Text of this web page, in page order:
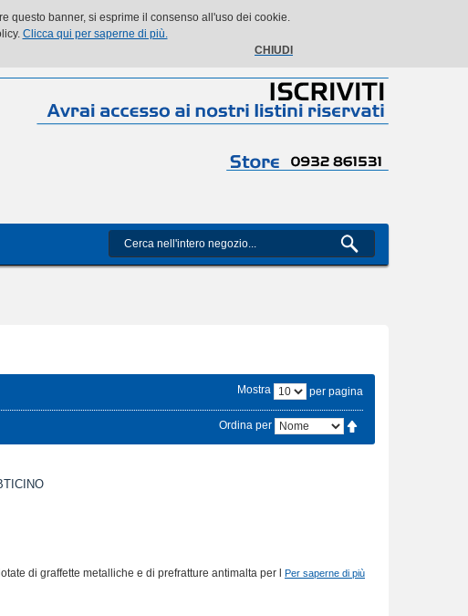
Il mio account Il mio carrello Vai alla Cassa
Mostra per pagina
Ordina per
di graffette metalliche e di prefratture antimalta per l Per saperne di più
questo banner, si esprime il consenso all'uso dei cookie.
Clicca qui per saperne di più.
CHIUDI